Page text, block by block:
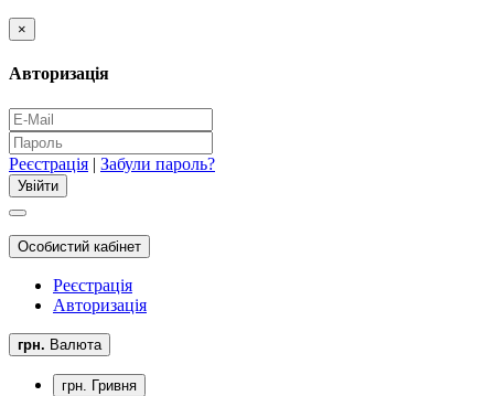
×
Авторизація
Реєстрація | Забули пароль?
Особистий кабінет
Реєстрація
Авторизація
грн. Валюта
грн. Гривня